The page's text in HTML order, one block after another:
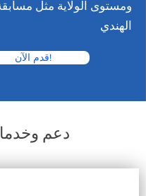
ومستوى الولاية مثل
الهندي
قدم الآن!
دعم